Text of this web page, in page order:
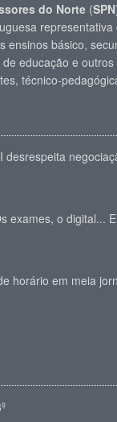
do Norte (SPN
ensinos básico,
educação e
técnico-
desrespeita
exames, o digital...
horário em meia